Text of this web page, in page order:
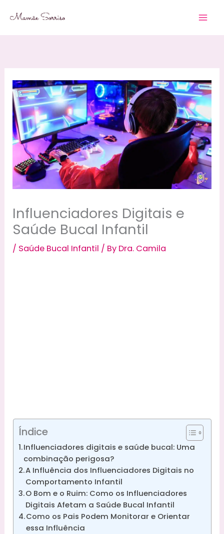
Influenciadores Digitais e
Saúde Bucal Infantil
/ Saúde Bucal Infantil / By Dra. Camila
Índice
Influenciadores digitais e saúde bucal: Uma
combinação perigosa?
A Influência dos Influenciadores Digitais no
Comportamento Infantil
O Bom e o Ruim: Como os Influenciadores
Digitais Afetam a Saúde Bucal Infantil
Como os Pais Podem Monitorar e Orientar
essa Influência